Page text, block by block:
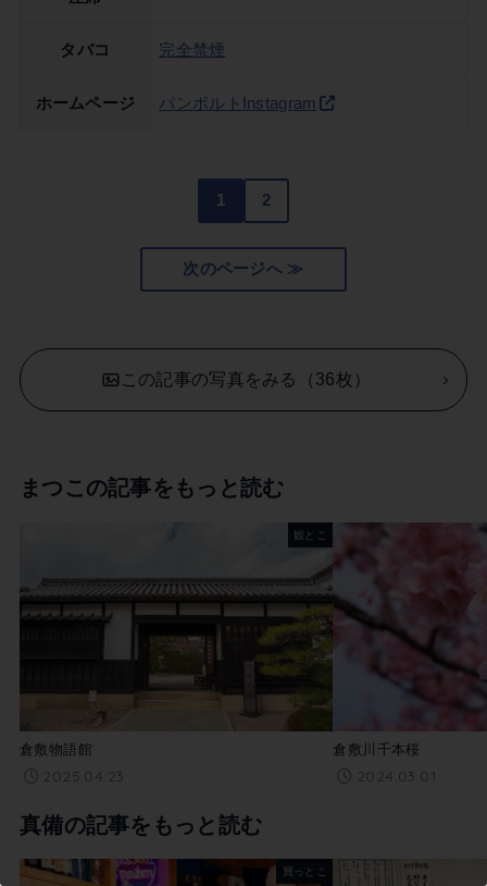
タバコ 完全禁煙
ホームページ パンポルトInstagram
1 2
次のページへ ≫
この記事の写真をみる（36枚）
まつこの記事をもっと読む
観とこ
倉敷物語館
2025.04.23
倉敷川千本桜
2024.03.01
真備の記事をもっと読む
買っとこ